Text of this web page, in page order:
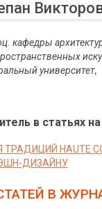
кафедры
университет,
в статьях
HAUTE
ДИЗАЙНУ
В